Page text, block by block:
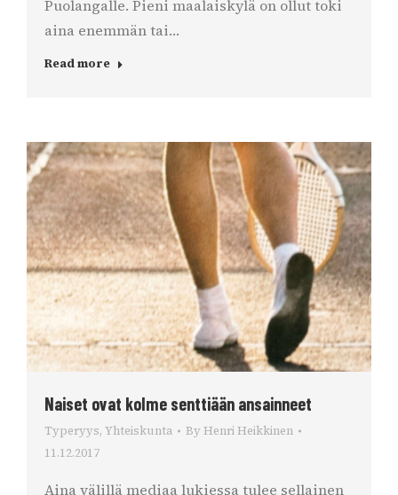
Puolangalle. Pieni maalaiskylä on ollut toki
aina enemmän tai…
Read more
Naiset ovat kolme senttiään ansainneet
Typeryys, Yhteiskunta By Henri Heikkinen
11.12.2017
Aina välillä mediaa lukiessa tulee sellainen